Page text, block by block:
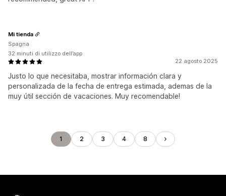
22 agosto 2025
Justo lo que necesitaba, mostrar información clara y
personalizada de la fecha de entrega estimada, ademas de la
muy útil sección de vacaciones. Muy recomendable!
Mi tienda
Spagna
32 minuti di utilizzo dell’app
1 2 3 4 8